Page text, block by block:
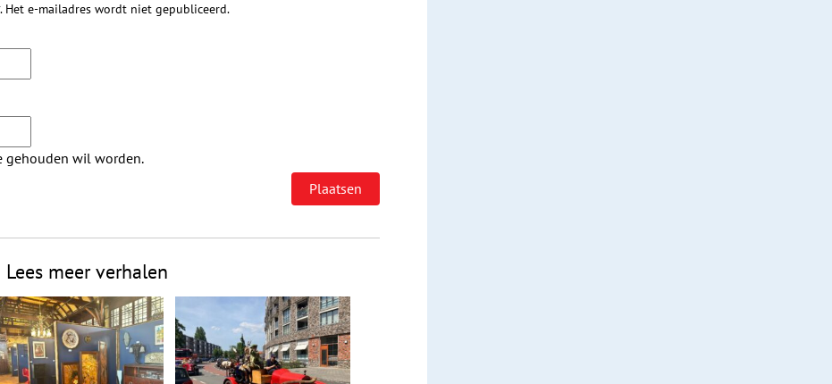
Het e-mailadres wordt niet gepubliceerd.
gehouden wil worden.
Lees meer verhalen